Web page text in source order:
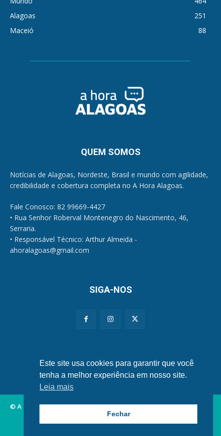
Alagoas
251
Maceió
88
QUEM SOMOS
Notícias de Alagoas, Nordeste, Brasil e mundo com agilidade,
credibilidade e cobertura completa no A Hora Alagoas.
Fale Conosco: 82 99669-4427
• Rua Senhor Roberval Montenegro do Nascimento, 46,
Serraria.
• Responsável Técnico: Arthur Almeida -
ahoralagoas@gmail.com
SIGA-NOS
© A Hora Alagoas.
Alagoas Municípios Nordeste Política Brasil
Mundo
Este site usa cookies para garantir que você
tenha a melhor experiência em nosso site.
Leia mais
Fechar